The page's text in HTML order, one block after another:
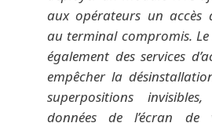
aux opérateurs un accès
au terminal compromis.
également des services
empêcher la
superpositions
données de l’écran de